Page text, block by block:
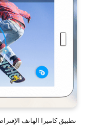
تطبيق كاميرا الهاتف